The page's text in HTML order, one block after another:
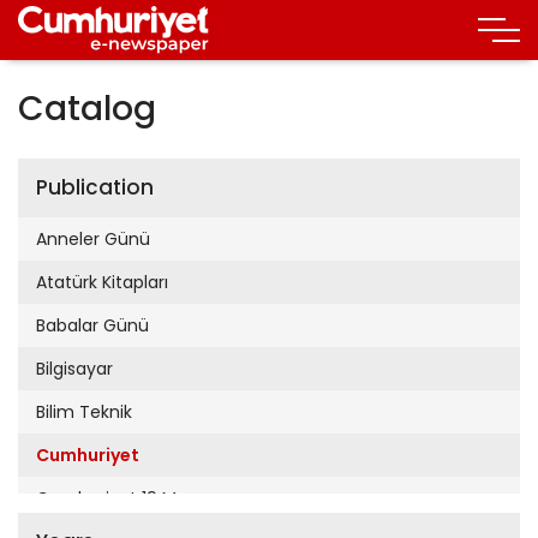
Catalog
Publication
Anneler Günü
Atatürk Kitapları
Babalar Günü
Bilgisayar
Bilim Teknik
Cumhuriyet
Cumhuriyet 19 Mayıs